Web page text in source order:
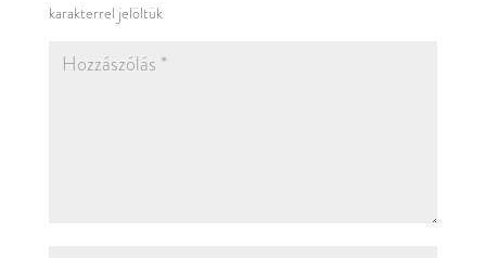
karakterrel jelöltük